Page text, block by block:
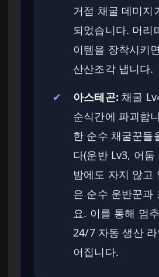
거점 채굴 데미지
되었습니다. 머리
이템을 장착시키
산산조각 냅니다.
✔
아스테곤: 채굴
순식간에 파괴합
한 순수 채굴꾼들
다(운반 Lv3, 어둠
밤에도 자지 않고
은 순수 운반꾼과
요. 이를 통해 멈
24/7 자동 생산
어집니다.